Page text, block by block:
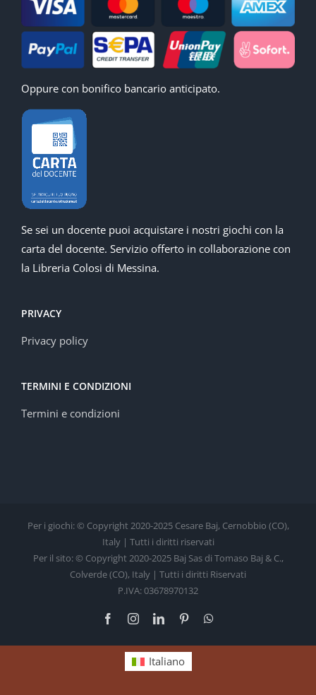
Oppure con bonifico bancario anticipato.
Se sei un docente puoi acquistare i nostri giochi con la
carta del docente. Servizio offerto in collaborazione con
la Libreria Colosi di Messina.
PRIVACY
Privacy policy
TERMINI E CONDIZIONI
Termini e condizioni
Per i giochi: © Copyright 2020-2025 Cesare Baj, Cernobbio (CO),
Italy | Tutti i diritti riservati
Per il sito: © Copyright 2020-2025 Baj Sas di Tomaso Baj & C.,
Colverde (CO), Italy | Tutti i diritti Riservati
P.IVA: 03678970132
FacebookInstagramLinkedInPinterest
Italiano